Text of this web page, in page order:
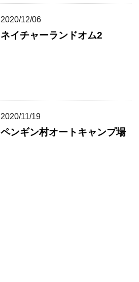
2020/12/06
ネイチャーランドオム2
2020/11/19
ペンギン村オートキャンプ場